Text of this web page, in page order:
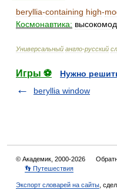
beryllia-containing high-
Космонавтика:
Универсальный англо-русский
Игры ⚽
Нужно
beryllia window
© Академик, 2000-2026
👣 Путешествия
Экспорт словарей на сайты ,